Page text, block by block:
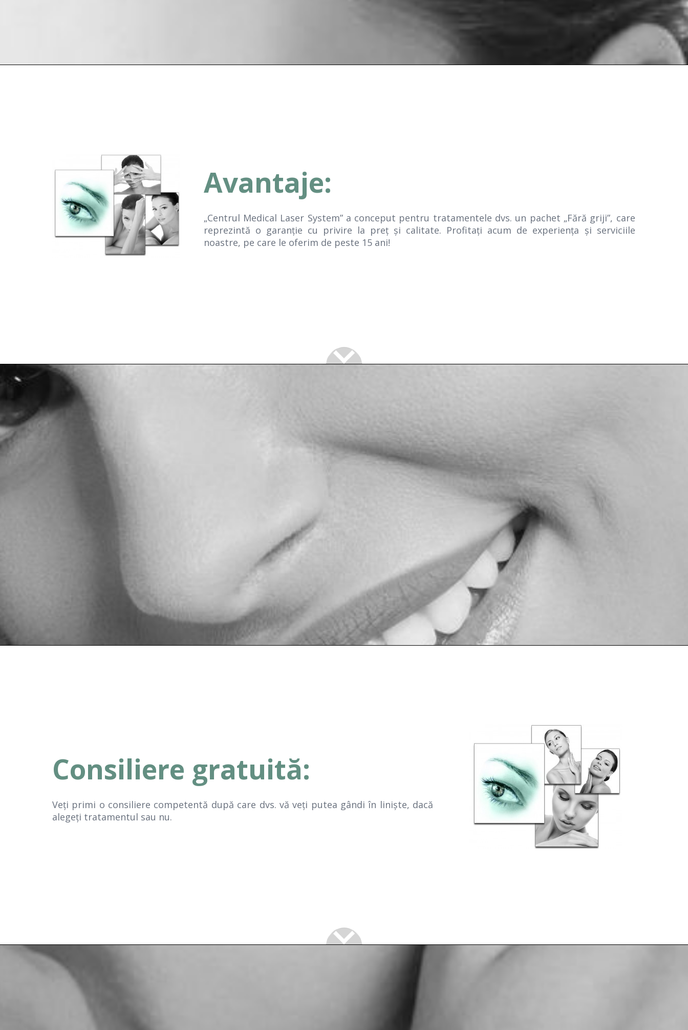
Avantaje:
„Centrul Medical Laser System” a conceput pentru tratamentele dvs. un pachet „Fără griji”, care
reprezintă o garanţie cu privire la preţ şi calitate. Profitaţi acum de experienţa şi serviciile
noastre, pe care le oferim de peste 15 ani!
Consiliere gratuită:
Veţi primi o consiliere competentă după care dvs. vă veţi putea gândi în linişte, dacă
alegeţi tratamentul sau nu.